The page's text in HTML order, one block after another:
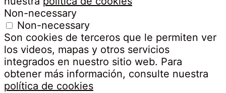
Non-necessary
Non-necessary
Son cookies de terceros que le permiten ver
los videos, mapas y otros servicios
integrados en nuestro sitio web. Para
obtener más información, consulte nuestra
política de cookies